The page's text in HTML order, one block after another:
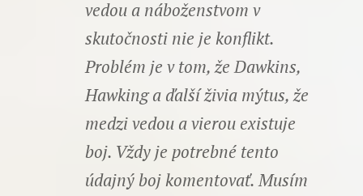
vedou a náboženstvom v
skutočnosti nie je konflikt.
Problém je v tom, že Dawkins,
Hawking a ďalší živia mýtus, že
medzi vedou a vierou existuje
boj. Vždy je potrebné tento
údajný boj komentovať. Musím